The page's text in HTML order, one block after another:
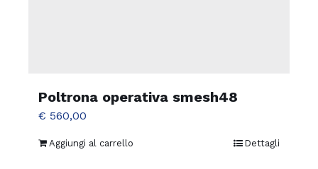
Poltrona operativa smesh48
€ 560,00
Aggiungi al carrello Dettagli